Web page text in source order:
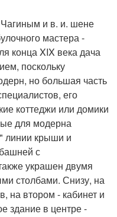
Чагиным и в. и. шене
мастера -
конца XIX века дача
поскольку
но большая часть
его
коттеджи или домики
для модерна
линии крыши и
с
украшен двумя
столбами. Снизу, на
на втором - кабинет и
здание в центре -